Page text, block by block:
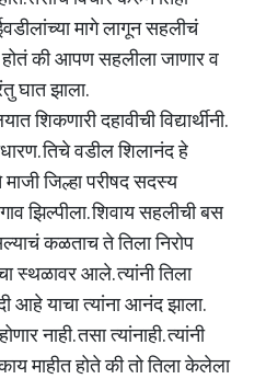
मागे लागून सहलीचं
की आपण सहलीला जाणार व
घात झाला.
शिकणारी दहावीची विद्यार्थीनी.
तिचे वडील शिलानंद हे
जिल्हा परीषद सदस्य
झिल्पीला. शिवाय सहलीची बस
कळताच ते तिला निरोप
स्थळावर आले. त्यांनी तिला
याचा त्यांना आनंद झाला.
नाही. तसा त्यांनाही. त्यांनी
माहीत होते की तो तिला केलेला